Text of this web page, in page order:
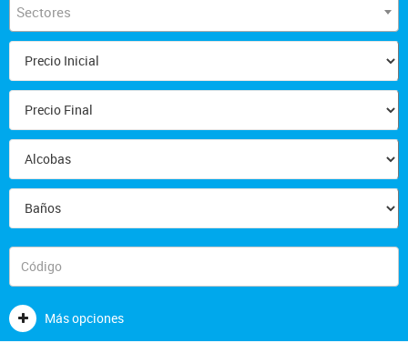
Sectores
Más opciones